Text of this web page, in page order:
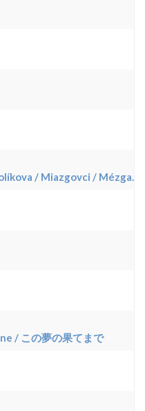
/ Miazgovci / Mézga...
/ この夢の果てまで